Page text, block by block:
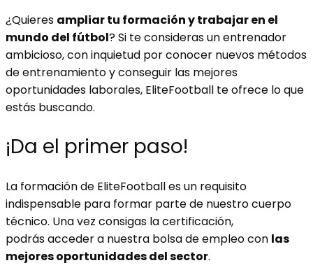
¿Quieres ampliar tu formación y trabajar en el
mundo del fútbol? Si te consideras un entrenador
ambicioso, con inquietud por conocer nuevos métodos
de entrenamiento y conseguir las mejores
oportunidades laborales, EliteFootball te ofrece lo que
estás buscando.
¡Da el primer paso!
La formación de EliteFootball es un requisito
indispensable para formar parte de nuestro cuerpo
técnico. Una vez consigas la certificación,
podrásacceder a nuestra bolsa de empleo con las
mejores oportunidades del sector.